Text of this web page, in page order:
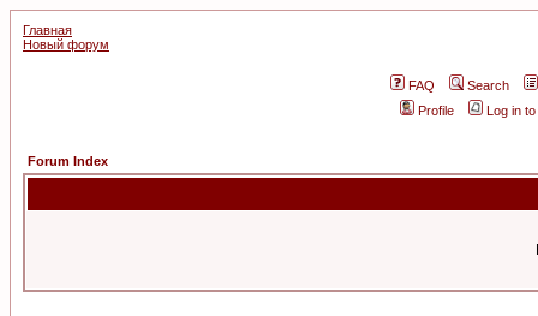
Главная
Новый форум
FAQ
Search
Profile
Log in
Forum Index